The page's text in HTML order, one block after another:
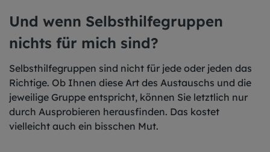
Und wenn Selbsthilfegruppen
nichts für mich sind?
Selbsthilfegruppen sind nicht für jede oder jeden das
Richtige. Ob Ihnen diese Art des Austauschs und die
jeweilige Gruppe entspricht, können Sie letztlich nur
durch Ausprobieren herausfinden. Das kostet
vielleicht auch ein bisschen Mut.